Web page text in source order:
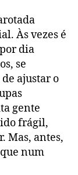
Às vezes é
dia
se
ajustar o
gente
frágil,
Mas, antes,
num